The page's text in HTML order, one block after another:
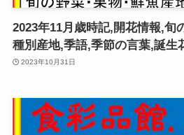
2023年11月歳時記,開花情報,旬
種別産地,季語,季節の言葉,誕生
2023年10月31日